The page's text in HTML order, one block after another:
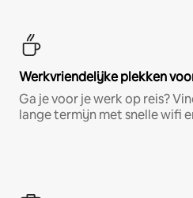
Werkvriendelijke plekken
Ga je voor je werk op reis?
lange termijn met snelle wifi